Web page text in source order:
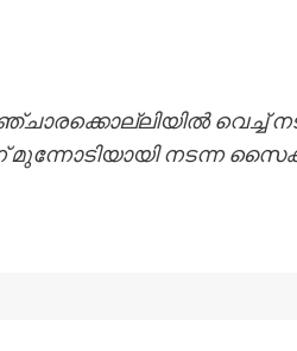
വെച്ച്
മുന്നോടിയായി നടന്ന